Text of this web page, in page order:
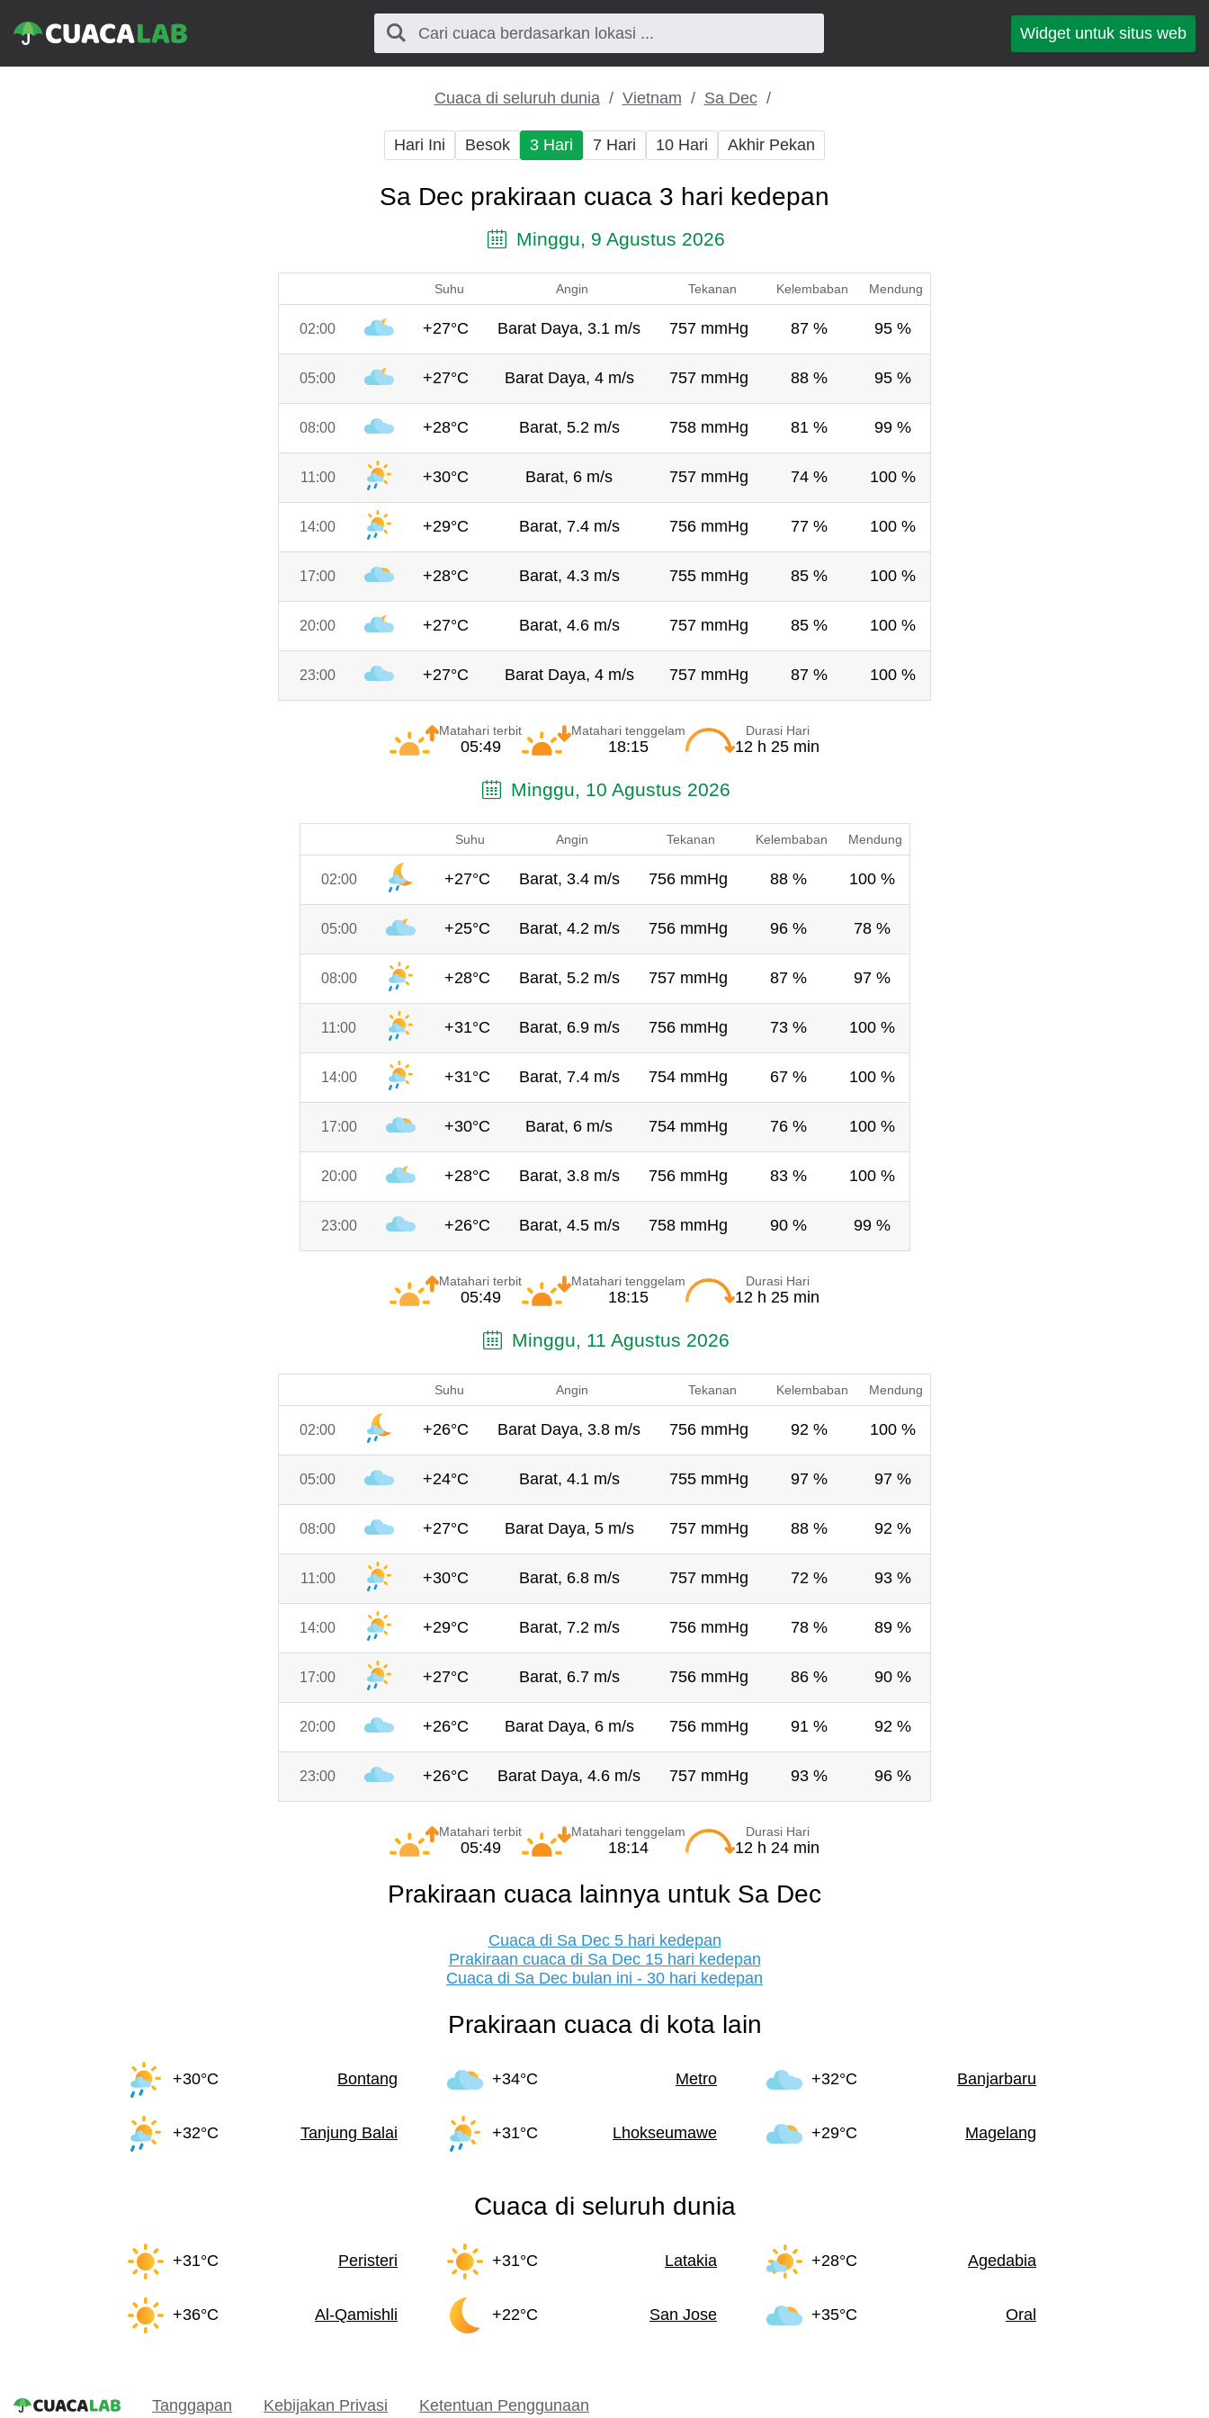
Widget untuk situs web
Cuaca di seluruh dunia Vietnam Sa Dec
Hari Ini Besok 3 Hari 7 Hari 10 Hari Akhir Pekan
Sa Dec prakiraan cuaca 3 hari kedepan
Minggu, 9 Agustus 2026
Suhu Angin Tekanan Kelembaban Mendung
02:00 +27°C Barat Daya, 3.1 m/s 757 mmHg 87 % 95 %
05:00 +27°C Barat Daya, 4 m/s 757 mmHg 88 % 95 %
08:00 +28°C Barat, 5.2 m/s 758 mmHg 81 % 99 %
11:00 +30°C Barat, 6 m/s 757 mmHg 74 % 100 %
14:00 +29°C Barat, 7.4 m/s 756 mmHg 77 % 100 %
17:00 +28°C Barat, 4.3 m/s 755 mmHg 85 % 100 %
20:00 +27°C Barat, 4.6 m/s 757 mmHg 85 % 100 %
23:00 +27°C Barat Daya, 4 m/s 757 mmHg 87 % 100 %
Matahari terbit
05:49
Matahari tenggelam
18:15
Durasi Hari
12 h 25 min
Minggu, 10 Agustus 2026
Suhu Angin Tekanan Kelembaban Mendung
02:00 +27°C Barat, 3.4 m/s 756 mmHg 88 % 100 %
05:00 +25°C Barat, 4.2 m/s 756 mmHg 96 % 78 %
08:00 +28°C Barat, 5.2 m/s 757 mmHg 87 % 97 %
11:00 +31°C Barat, 6.9 m/s 756 mmHg 73 % 100 %
14:00 +31°C Barat, 7.4 m/s 754 mmHg 67 % 100 %
17:00 +30°C Barat, 6 m/s 754 mmHg 76 % 100 %
20:00 +28°C Barat, 3.8 m/s 756 mmHg 83 % 100 %
23:00 +26°C Barat, 4.5 m/s 758 mmHg 90 % 99 %
Matahari terbit
05:49
Matahari tenggelam
18:15
Durasi Hari
12 h 25 min
Minggu, 11 Agustus 2026
Suhu Angin Tekanan Kelembaban Mendung
02:00 +26°C Barat Daya, 3.8 m/s 756 mmHg 92 % 100 %
05:00 +24°C Barat, 4.1 m/s 755 mmHg 97 % 97 %
08:00 +27°C Barat Daya, 5 m/s 757 mmHg 88 % 92 %
11:00 +30°C Barat, 6.8 m/s 757 mmHg 72 % 93 %
14:00 +29°C Barat, 7.2 m/s 756 mmHg 78 % 89 %
17:00 +27°C Barat, 6.7 m/s 756 mmHg 86 % 90 %
20:00 +26°C Barat Daya, 6 m/s 756 mmHg 91 % 92 %
23:00 +26°C Barat Daya, 4.6 m/s 757 mmHg 93 % 96 %
Matahari terbit
05:49
Matahari tenggelam
18:14
Durasi Hari
12 h 24 min
Prakiraan cuaca lainnya untuk Sa Dec
Cuaca di Sa Dec 5 hari kedepan
Prakiraan cuaca di Sa Dec 15 hari kedepan
Cuaca di Sa Dec bulan ini - 30 hari kedepan
Prakiraan cuaca di kota lain
+30°C Bontang +34°C Metro +32°C Banjarbaru
+32°C Tanjung Balai +31°C Lhokseumawe +29°C Magelang
Cuaca di seluruh dunia
+31°C Peristeri +31°C Latakia +28°C Agedabia
+36°C Al-Qamishli +22°C San Jose +35°C Oral
Tanggapan Kebijakan Privasi Ketentuan Penggunaan